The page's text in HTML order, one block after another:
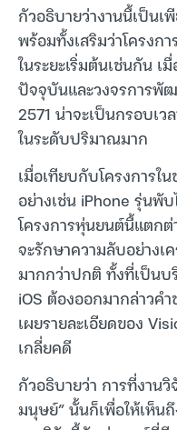
กัวอธิบายว่างานนี้เป็น
พร้อมทั้งเสริมว่าโครงก
ในระยะเริ่มต้นเช่นกัน
ปัจจุบันและวงจรการพั
2571 น่าจะเป็นกรอบเ
ในระดับปริมาณมาก
เมื่อเทียบกับโครงการใ
อย่างเช่น iPhone รุ่นพั
โครงการหุ่นยนต์นี้แตก
จะรักษาความลับอย่าง
มากกว่าปกติ ทั้งที่เป็น
iOS ต้องออกมากล่าวค
เผยรายละเอียดของ
เกลี่ยคดี
กัวอธิบายว่า การที่งาน
มนุษย์” นั้นก็เพื่อให้เห็น